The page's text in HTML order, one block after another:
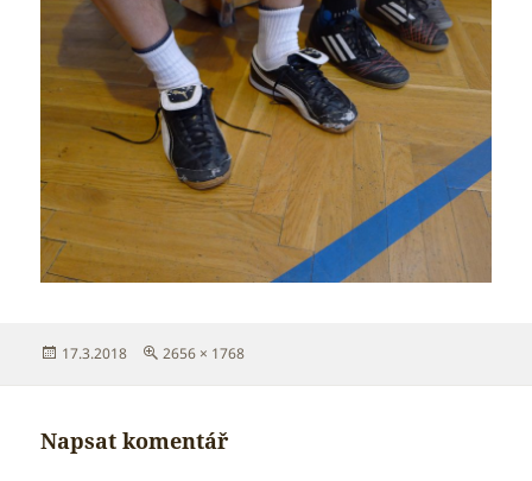
Publikováno:
17.3.2018
Původní
2656 × 1768
Napsat komentář